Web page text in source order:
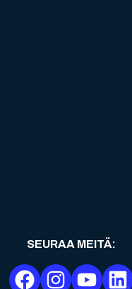
SEURAA MEITÄ: